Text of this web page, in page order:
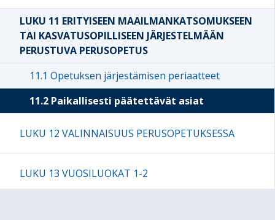
LUKU 11 ERITYISEEN MAAILMANKATSOMUKSEEN
TAI KASVATUSOPILLISEEN JÄRJESTELMÄÄN
PERUSTUVA PERUSOPETUS
11.1 Opetuksen järjestämisen periaatteet
11.2 Paikallisesti päätettävät asiat
LUKU 12 VALINNAISUUS PERUSOPETUKSESSA
LUKU 13 VUOSILUOKAT 1-2